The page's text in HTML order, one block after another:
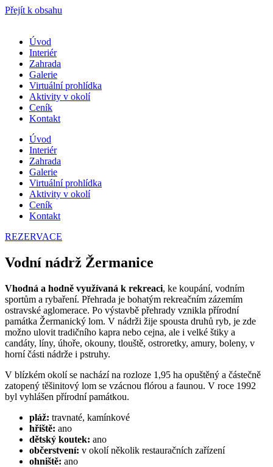
Přejít k obsahu
Úvod
Interiér
Zahrada
Galerie
Virtuální prohlídka
Aktivity v okolí
Ceník
Kontakt
Úvod
Interiér
Zahrada
Galerie
Virtuální prohlídka
Aktivity v okolí
Ceník
Kontakt
REZERVACE
Vodní nádrž Žermanice
Vhodná a hodně využívaná k rekreaci, ke koupání, vodním
sportům a rybaření. Přehrada je bohatým rekreačním zázemím
ostravské aglomerace. Po výstavbě přehrady vznikla přírodní
památka Žermanický lom. V nádrži žije spousta druhů ryb, je zde
možno ulovit tradičního kapra nebo cejna, ale i velké štiky a
candáty, líny, úhoře, okouny, tlouště, ostroretky, amury, boleny, v
horní části nádrže i pstruhy.
V blízkém okolí se nachází na rozloze 1,95 ha opuštěný a částečně
zatopený těšinitový lom se vzácnou flórou a faunou. V roce 1992
byl vyhlášen přírodní památkou.
pláž: travnaté, kamínkové
hřiště: ano
dětský koutek: ano
občerstvení: v okolí několik restauračních zařízení
ohniště: ano